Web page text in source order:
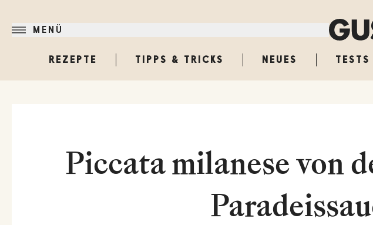
MENÜ
REZEPTE TIPPS & TRICKS NEUES TESTS
Piccata milanese von